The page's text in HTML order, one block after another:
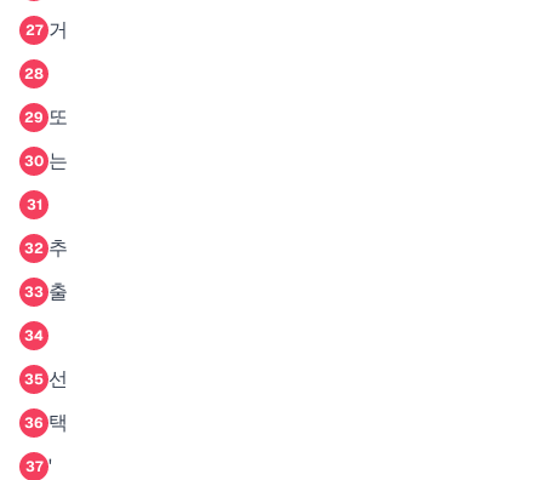
27 거
28
29 또
30 는
31
32 추
33 출
34
35 선
36 택
37 '